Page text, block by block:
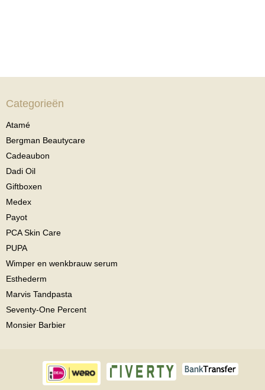
Categorieën
Atamé
Bergman Beautycare
Cadeaubon
Dadi Oil
Giftboxen
Medex
Payot
PCA Skin Care
PUPA
Wimper en wenkbrauw serum
Esthederm
Marvis Tandpasta
Seventy-One Percent
Monsier Barbier